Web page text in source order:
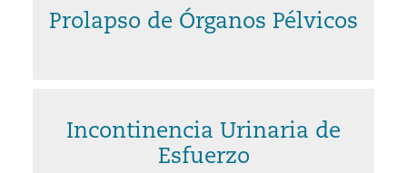
Prolapso de Órganos Pélvicos
Incontinencia Urinaria de
Esfuerzo